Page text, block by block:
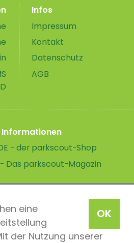
OK
eine
der Nutzung unserer
Infos
Impressum
Kontakt
Datenschutz
AGB
Informationen
- der parkscout-Shop
Das parkscout-Magazin